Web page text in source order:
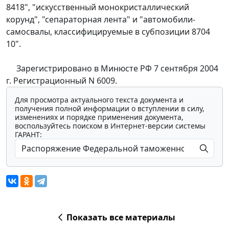
8418", "искусственный монокристаллический
корунд", "сепараторная лента" и "автомобили-
самосвалы, классифицируемые в субпозиции 8704
10".
Зарегистрировано в Минюсте РФ 7 сентября 2004
г. Регистрационный N 6009.
Для просмотра актуального текста документа и
получения полной информации о вступлении в силу,
изменениях и порядке применения документа,
воспользуйтесь поиском в Интернет-версии системы
ГАРАНТ:
Показать все материалы